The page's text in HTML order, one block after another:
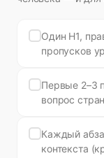
Один H1,
пропусков
Первые 2–3
вопрос
Каждый
контекста